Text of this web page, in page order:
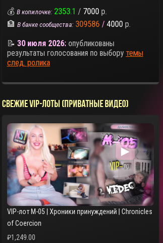
💰 В копилочке: 2353.1 / 7000 р.
🏦 В банке сообщества: 309586 / 4000 р.
📝 30 июля 2026:опубликованы
результаты голосования по выбору темы
след. ролика
СВЕЖИЕ VIP-ЛОТЫ (ПРИВАТНЫЕ ВИДЕО)
▶
VIP-лот M-05 | Хроники принуждений | Chronicles
of Coercion
₽1,249.00